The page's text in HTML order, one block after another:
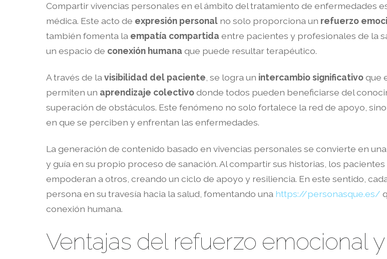
Compartir vivencias personales en el ámbito del tratamiento de enfermedades
médica. Este acto de expresión personal no solo proporciona un refuerzo
también fomenta la empatía compartida entre pacientes y profesionales de la
un espacio de conexión humana que puede resultar terapéutico.
A través de lavisibilidad del paciente, se logra un intercambio significativoque
permiten un aprendizaje colectivodonde todos pueden beneficiarse del
superación de obstáculos. Este fenómeno no solo fortalece la red de apoyo,
en que se perciben y enfrentan las enfermedades.
La generación de contenido basado en vivencias personales se convierte en
y guía en su propio proceso de sanación. Al compartir sus historias, los
empoderan a otros, creando un ciclo de apoyo y resiliencia. En este sentido,
persona en su travesía hacia la salud, fomentando una https://personasque.es/
conexión humana.
Ventajas del refuerzo emocional